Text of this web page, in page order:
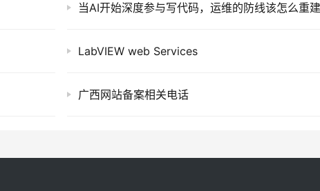
当AI开始深度参与写代码，运维的防线该怎么重
LabVIEW web Services
广西网站备案相关电话